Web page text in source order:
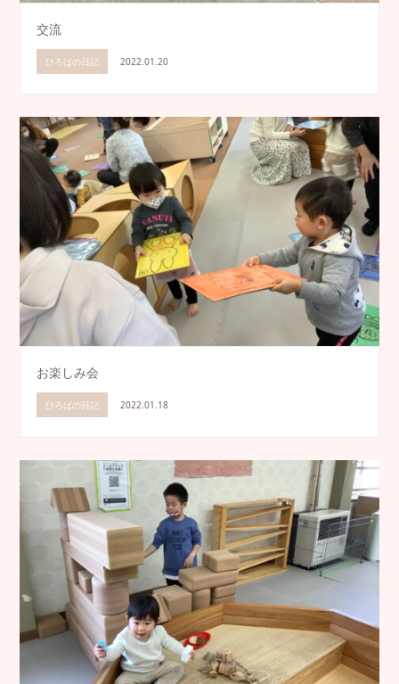
交流
ひろばの日記 2022.01.20
お楽しみ会
ひろばの日記 2022.01.18